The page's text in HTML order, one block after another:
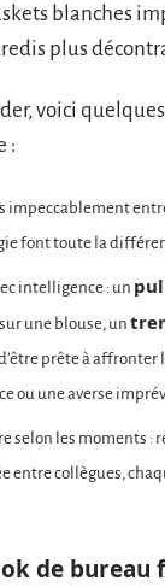
blanches
plus
voici
:
impeccablement
font toute la
intelligence : un
sur une blouse, un
prête à
ou une averse
selon les moments :
entre collègues,
de bureau